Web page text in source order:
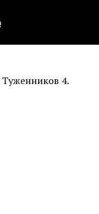
Туженников 4.